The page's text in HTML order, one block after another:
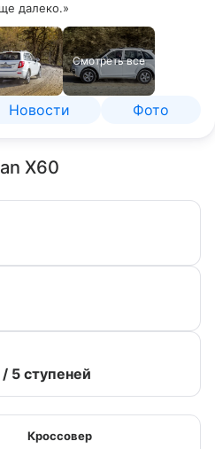
далеко.»
Смотреть все
Новости Фото
X60
5 ступеней
Кроссовер